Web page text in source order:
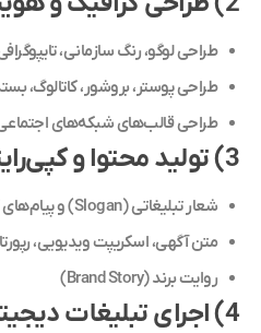
طراحی لوگو، رنگ سازمانی،
طراحی پوستر، بروشور، کاتالوگ،
طراحی قالب‌های شبکه‌های
3) تولید محتوا و کپی‌رایتینگ
شعار تبلیغاتی (Slogan) و پیام‌های کمپین
متن آگهی، اسکریپت ویدیویی،
روایت برند (Brand Story)
4) اجرای تبلیغات دیجیتال